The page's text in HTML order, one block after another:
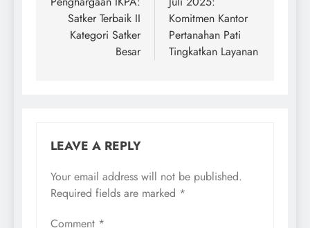
Satker Terbaik II
Kategori Satker
Besar
Komitmen Kantor
Pertanahan Pati
Tingkatkan Layanan
LEAVE A REPLY
Your email address will not be published.
Required fields are marked *
Comment *